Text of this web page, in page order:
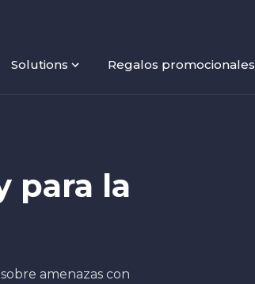
Solutions Regalos promocionales
para la
amenazas con